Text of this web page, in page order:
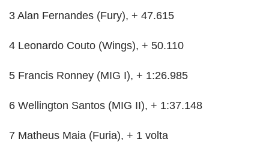
3 Alan Fernandes (Fury), + 47.615
4 Leonardo Couto (Wings), + 50.110
5 Francis Ronney (MIG I), + 1:26.985
6 Wellington Santos (MIG II), + 1:37.148
7 Matheus Maia (Furia), + 1 volta